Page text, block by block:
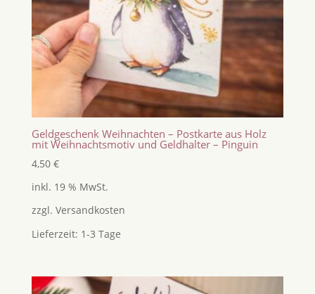
Geldgeschenk Weihnachten – Postkarte aus Holz
mit Weihnachtsmotiv und Geldhalter – Pinguin
4,50 €
inkl. 19 % MwSt.
zzgl. Versandkosten
Lieferzeit: 1-3 Tage